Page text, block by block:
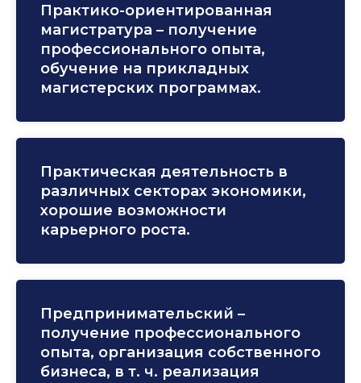
Практико-ориентированная
магистратура – получение
профессионального опыта,
обучение на прикладных
магистерских программах.
Практическая деятельность в
различных секторах экономики,
хорошие возможности
карьерного роста.
Предпринимательский –
получение профессионального
опыта, организация собственного
бизнеса, в т. ч. реализация